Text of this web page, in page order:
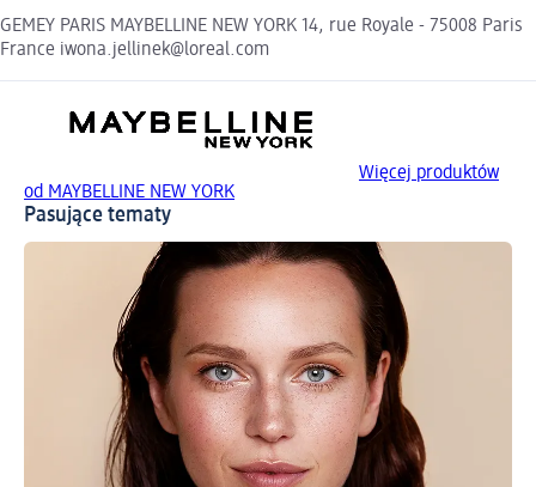
GEMEY PARIS MAYBELLINE NEW YORK 14, rue Royale - 75008 Paris
France iwona.jellinek@loreal.com
Więcej produktów
od MAYBELLINE NEW YORK
Pasujące tematy